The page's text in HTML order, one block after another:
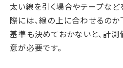
太い線を引く場合やテープなど
際には、線の上に合わせるの
基準も決めておかないと、計
意が必要です。